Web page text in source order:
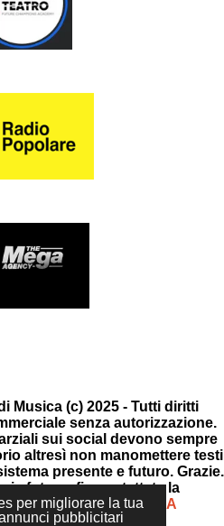
per migliorare la tua
pubblicitari
s
t
a
g
r
m
u
T
u
b
e
n
k
e
d
I
Musica (c) 2025 - Tutti diritti
senza autorizzazione.
sui social devono sempre
altresì non manomettere testi
presente e futuro. Grazie.
mie fotografie contattate la
MILANO ARTEUTOPIA
di Musica